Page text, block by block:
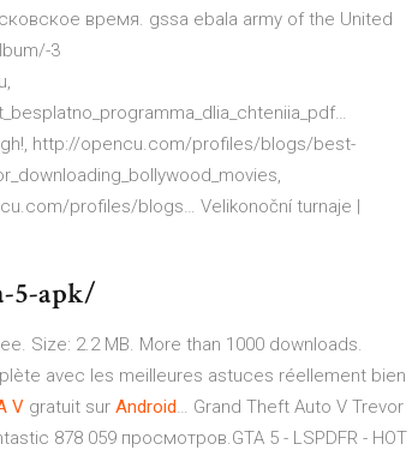
время. gssa ebala army of the United
3
http://opencu.com/profiles/blogs/best-
profiles/blogs… Velikonoční turnaje |
5-apk/
Size: 2.2 MB. More than 1000 downloads.
avec les meilleures astuces réellement bien
V gratuit sur Android… Grand Theft Auto V Trevor
878 059 просмотров.GTA 5 - LSPDFR - HOT